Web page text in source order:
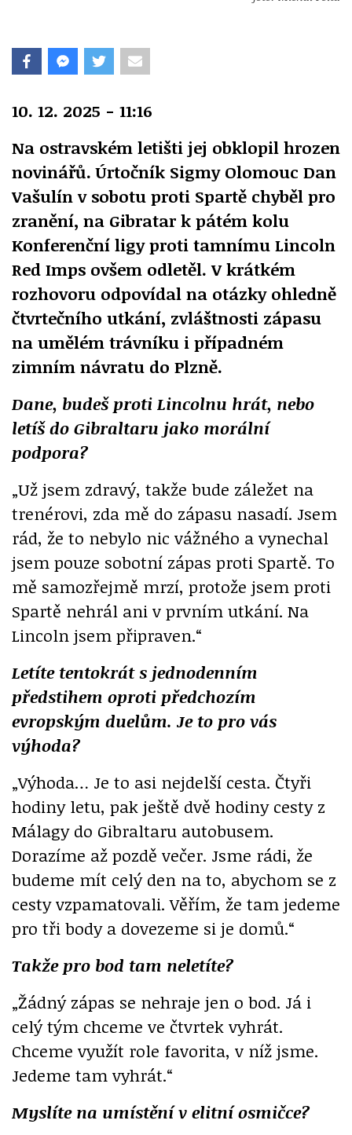
10. 12. 2025 - 11:16
Na ostravském letišti jej obklopil hrozen
novinářů. Úrtočník Sigmy Olomouc Dan
Vašulín v sobotu proti Spartě chyběl pro
zranění, na Gibratar k pátém kolu
Konferenční ligy proti tamnímu Lincoln
Red Imps ovšem odletěl. V krátkém
rozhovoru odpovídal na otázky ohledně
čtvrtečního utkání, zvláštnosti zápasu
na umělém trávníku i případném
zimním návratu do Plzně.
Dane, budeš proti Lincolnu hrát, nebo
letíš do Gibraltaru jako morální
podpora?
„Už jsem zdravý, takže bude záležet na
trenérovi, zda mě do zápasu nasadí. Jsem
rád, že to nebylo nic vážného a vynechal
jsem pouze sobotní zápas proti Spartě. To
mě samozřejmě mrzí, protože jsem proti
Spartě nehrál ani v prvním utkání. Na
Lincoln jsem připraven.“
Letíte tentokrát s jednodenním
předstihem oproti předchozím
evropským duelům. Je to pro vás
výhoda?
„Výhoda… Je to asi nejdelší cesta. Čtyři
hodiny letu, pak ještě dvě hodiny cesty z
Málagy do Gibraltaru autobusem.
Dorazíme až pozdě večer. Jsme rádi, že
budeme mít celý den na to, abychom se z
cesty vzpamatovali. Věřím, že tam jedeme
pro tři body a dovezeme si je domů.“
Takže pro bod tam neletíte?
„Žádný zápas se nehraje jen o bod. Já i
celý tým chceme ve čtvrtek vyhrát.
Chceme využít role favorita, v níž jsme.
Jedeme tam vyhrát.“
Myslíte na umístění v elitní osmičce?